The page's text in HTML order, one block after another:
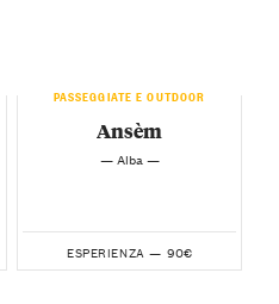
PASSEGGIATE E OUTDOOR
Ansèm
— Alba —
ESPERIENZA — 90€